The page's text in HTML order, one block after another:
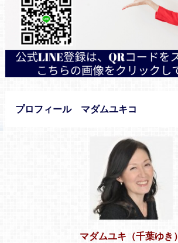
プロフィール マダムユキコ
マダムユキ（千葉ゆき）